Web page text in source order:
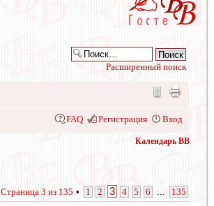
Расширенный поиск
FAQ Регистрация Вход
Календарь ВВ
Страница 3 из 135 • 1 2 3 4 5 6 135